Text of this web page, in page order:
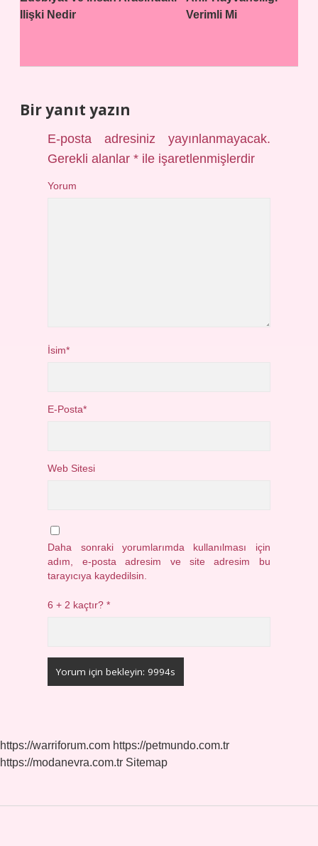
Ilişki Nedir
Verimli Mi
Bir yanıt yazın
E-posta adresiniz yayınlanmayacak.
Gerekli alanlar* ile işaretlenmişlerdir
Yorum
İsim*
E-Posta*
Web Sitesi
Daha sonraki yorumlarımda kullanılması için
adım, e-posta adresim ve site adresim bu
tarayıcıya kaydedilsin.
6 + 2 kaçtır?*
https://warriforum.com https://petmundo.com.tr
https://modanevra.com.tr Sitemap